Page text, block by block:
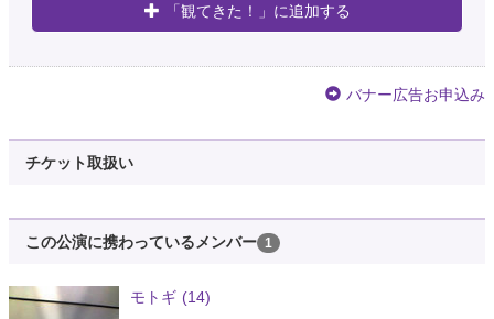
「観てきた！」に追加する
バナー広告お申込み
チケット取扱い
この公演に携わっているメンバー 1
モトギ (14)